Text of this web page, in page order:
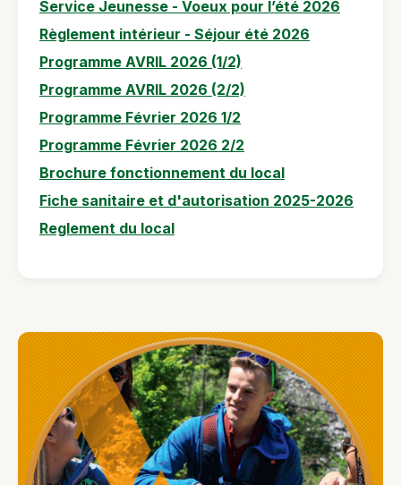
Service Jeunesse - Voeux pour l’été 2026
Règlement intérieur - Séjour été 2026
Programme AVRIL 2026 (1/2)
Programme AVRIL 2026 (2/2)
Programme Février 2026 1/2
Programme Février 2026 2/2
Brochure fonctionnement du local
Fiche sanitaire et d'autorisation 2025-2026
Reglement du local